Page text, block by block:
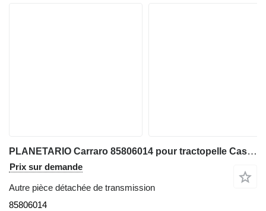
PLANETARIO Carraro 85806014 pour tractopelle Case 580L, 580M
Prix sur demande
Autre pièce détachée de transmission
85806014